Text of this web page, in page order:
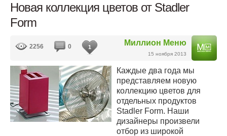
Новая коллекция цветов от Stadler
Form
Миллион Меню
15 ноября 2013
2256 0 1
Каждые два года мы
представляем новую
коллекцию цветов для
отдельных продуктов
Stadler Form. Наши
дизайнеры произвели
отбор из широкой